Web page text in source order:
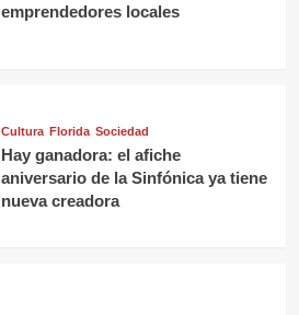
emprendedores locales
Cultura Florida Sociedad
Hay ganadora: el afiche
aniversario de la Sinfónica ya tiene
nueva creadora